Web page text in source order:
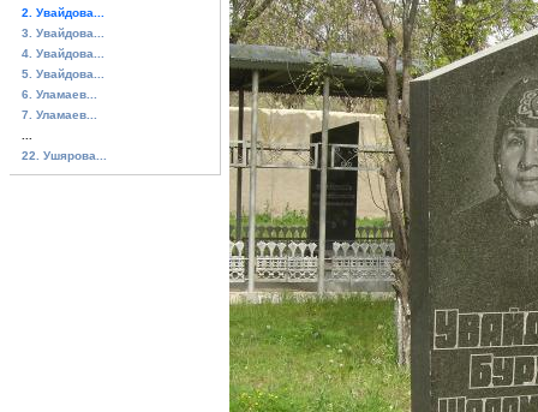
2. Увайдова...
3. Увайдова...
4. Увайдова...
5. Увайдова...
6. Уламаев...
7. Уламаев...
22. Ушярова...